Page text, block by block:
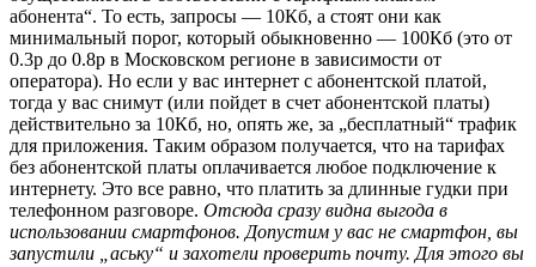
абонента“. То есть, запросы — 10Кб, а стоят они как
минимальный порог, который обыкновенно — 100Кб (это от
0.3р до 0.8р в Московском регионе в зависимости от
оператора). Но если у вас интернет с абонентской платой,
тогда у вас снимут (или пойдет в счет абонентской платы)
действительно за 10Кб, но, опять же, за „бесплатный“ трафик
для приложения. Таким образом получается, что на тарифах
без абонентской платы оплачивается любое подключение к
интернету. Это все равно, что платить за длинные гудки при
телефонном разговоре. Отсюда сразу видна выгода в
использовании смартфонов. Допустим у вас не смартфон, вы
запустили „аську“ и захотели проверить почту. Для этого вы